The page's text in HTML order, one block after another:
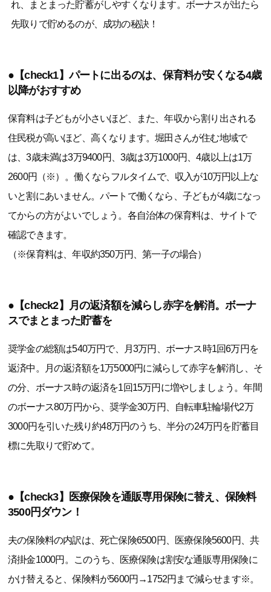
れ、まとまった貯蓄がしやすくなります。ボーナスが出たら
先取りで貯めるのが、成功の秘訣！
●【check1】パートに出るのは、保育料が安くなる4歳
以降がおすすめ
保育料は子どもが小さいほど、また、年収から割り出される
住民税が高いほど、高くなります。堀田さんが住む地域で
は、3歳未満は3万9400円、3歳は3万1000円、4歳以上は1万
2600円（※）。働くならフルタイムで、収入が10万円以上な
いと割にあいません。パートで働くなら、子どもが4歳になっ
てからの方がよいでしょう。各自治体の保育料は、サイトで
確認できます。
（※保育料は、年収約350万円、第一子の場合）
●【check2】月の返済額を減らし赤字を解消。ボーナ
スでまとまった貯蓄を
奨学金の総額は540万円で、月3万円、ボーナス時1回6万円を
返済中。月の返済額を1万5000円に減らして赤字を解消し、そ
の分、ボーナス時の返済を1回15万円に増やしましょう。年間
のボーナス80万円から、奨学金30万円、自転車駐輪場代2万
3000円を引いた残り約48万円のうち、半分の24万円を貯蓄目
標に先取りで貯めて。
●【check3】医療保険を通販専用保険に替え、保険料
3500円ダウン！
夫の保険料の内訳は、死亡保険6500円、医療保険5600円、共
済掛金1000円。このうち、医療保険は割安な通販専用保険に
かけ替えると、保険料が5600円→1752円まで減らせます※。